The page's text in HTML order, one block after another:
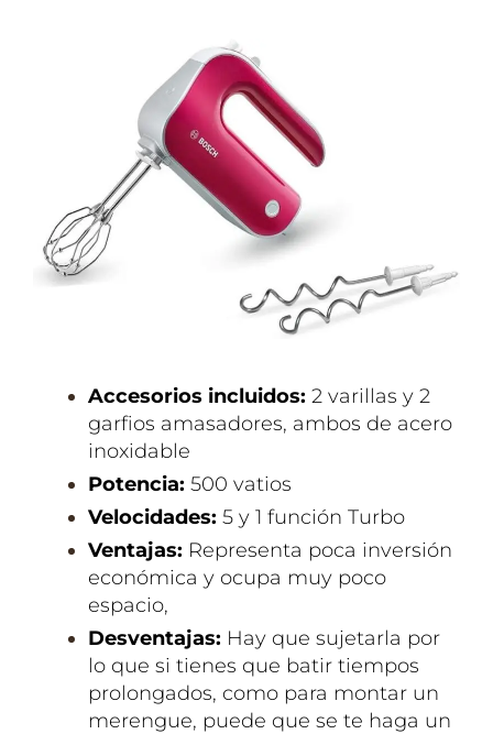
Accesorios incluidos: 2 varillas y 2
garfios amasadores, ambos de acero
inoxidable
Potencia: 500 vatios
Velocidades: 5 y 1 función Turbo
Ventajas: Representa poca inversión
económica y ocupa muy poco
espacio,
Desventajas: Hay que sujetarla por
lo que si tienes que batir tiempos
prolongados, como para montar un
merengue, puede que se te haga un